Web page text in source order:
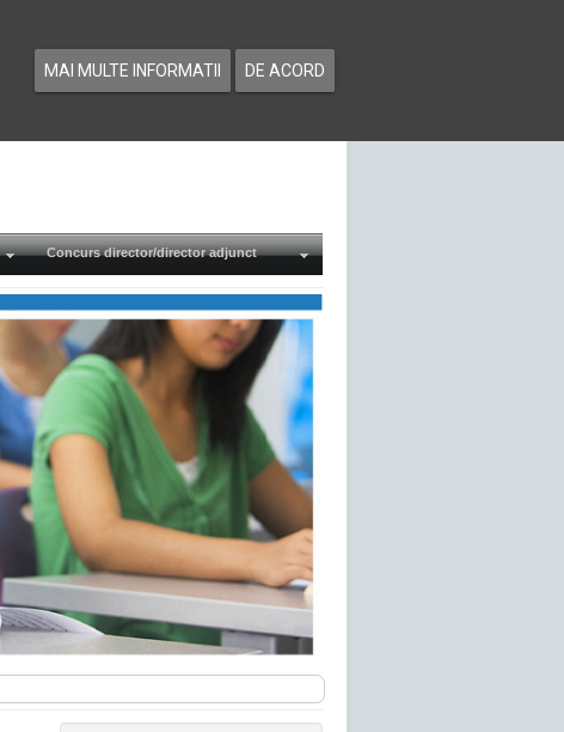
MAI MULTE INFORMATII DE ACORD
Concurs director/director adjunct